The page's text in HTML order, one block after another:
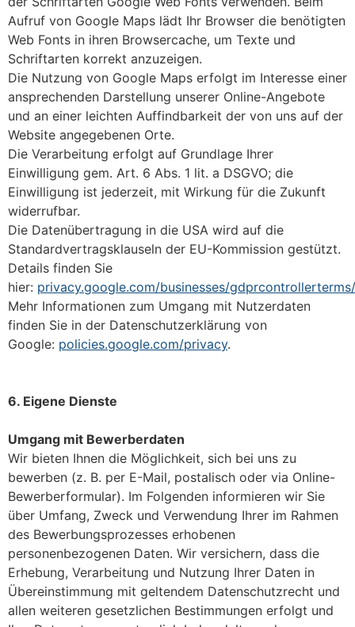
Aufruf von Google Maps lädt Ihr Browser die benötigten
Web Fonts in ihren Browsercache, um Texte und
Schriftarten korrekt anzuzeigen.
Die Nutzung von Google Maps erfolgt im Interesse einer
ansprechenden Darstellung unserer Online-Angebote
und an einer leichten Auffindbarkeit der von uns auf der
Website angegebenen Orte.
Die Verarbeitung erfolgt auf Grundlage Ihrer
Einwilligung gem. Art. 6 Abs. 1 lit. a DSGVO; die
Einwilligung ist jederzeit, mit Wirkung für die Zukunft
widerrufbar.
Die Datenübertragung in die USA wird auf die
Standardvertragsklauseln der EU-Kommission gestützt.
Details finden Sie
hier: privacy.google.com/businesses/gdprcontrollerterms/
Mehr Informationen zum Umgang mit Nutzerdaten
finden Sie in der Datenschutzerklärung von
Google: policies.google.com/privacy.
6. Eigene Dienste
Umgang mit Bewerberdaten
Wir bieten Ihnen die Möglichkeit, sich bei uns zu
bewerben (z. B. per E-Mail, postalisch oder via Online-
Bewerberformular). Im Folgenden informieren wir Sie
über Umfang, Zweck und Verwendung Ihrer im Rahmen
des Bewerbungsprozesses erhobenen
personenbezogenen Daten. Wir versichern, dass die
Erhebung, Verarbeitung und Nutzung Ihrer Daten in
Übereinstimmung mit geltendem Datenschutzrecht und
allen weiteren gesetzlichen Bestimmungen erfolgt und